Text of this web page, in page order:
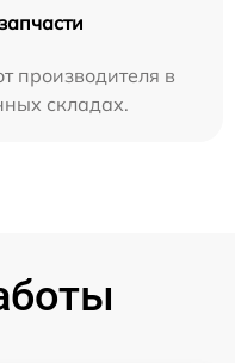
производителя в
складах.